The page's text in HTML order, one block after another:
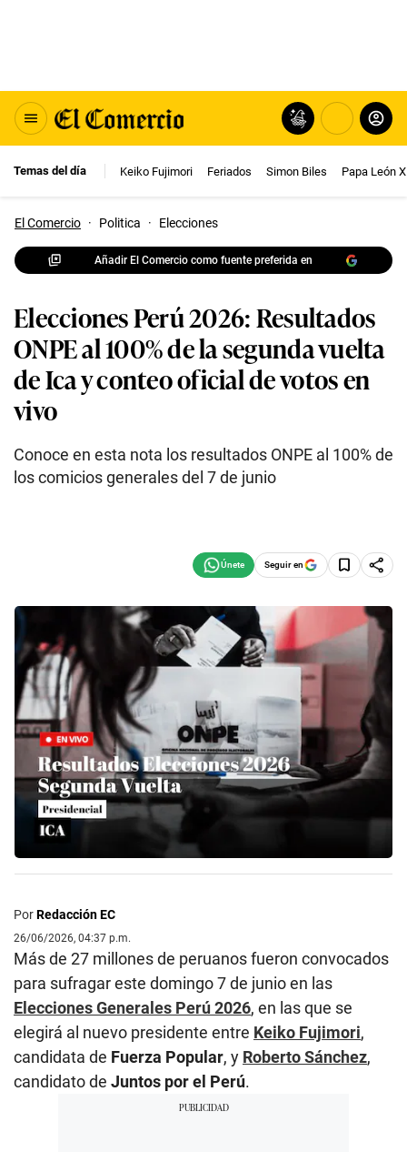
Temas del día Keiko Fujimori Feriados Simon Biles Papa León
El Comercio · Politica · Elecciones
Añadir El Comercio como fuente preferida en
Elecciones Perú 2026: Resultados
ONPE al 100% de la segunda vuelta
de Ica y conteo oficial de votos en
vivo
Conoce en esta nota los resultados ONPE al 100% de
los comicios generales del 7 de junio
Seguir en
PorRedacción EC
26/06/2026, 04:37 p.m.
Más de 27 millones de peruanos fueron convocados
para sufragar este domingo 7 de junio en las
Elecciones Generales Perú 2026, en las que se
elegirá al nuevo presidente entre Keiko Fujimori,
candidata de Fuerza Popular, y Roberto Sánchez,
candidato de Juntos por el Perú.